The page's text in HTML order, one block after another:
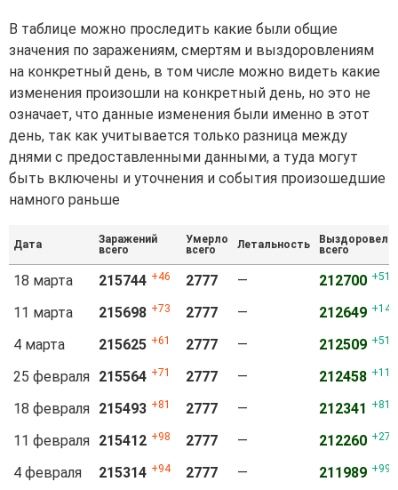
В таблице можно проследить какие были общие
значения по заражениям, смертям и выздоровлениям
на конкретный день, в том числе можно видеть какие
изменения произошли на конкретный день, но это не
означает, что данные изменения были именно в этот
день, так как учитывается только разница между
днями с предоставленными данными, а туда могут
быть включены и уточнения и события произошедшие
намного раньше
Дата
Заражений
всего
Умерло
всего
Летальность
Выздоровело
всего
18 марта 215744 46 2777 — 212700 51
11 марта 215698 73 2777 — 212649 140
4 марта 215625 61 2777 — 212509 51
25 февраля 215564 71 2777 — 212458 117
18 февраля 215493 81 2777 — 212341 81
11 февраля 215412 98 2777 — 212260 271
4 февраля 215314 94 2777 — 211989 99